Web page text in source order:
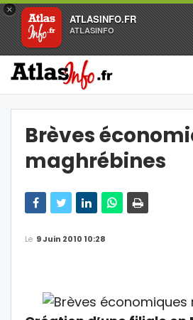
×
ATLASINFO.FR
ATLASINFO
Brèves
maghrébines
Le 9 Juin 2010 10:28